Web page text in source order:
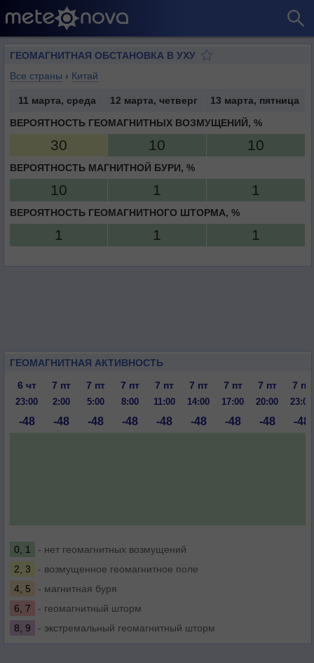
ГЕОМАГНИТНАЯ ОБСТАНОВКА В УХУ
Все страны › Китай
11 марта, среда 12 марта, четверг
13 марта, пятница
ВЕРОЯТНОСТЬ ГЕОМАГНИТНЫХ ВОЗМУЩЕНИЙ, %
30 10 10
ВЕРОЯТНОСТЬ МАГНИТНОЙ БУРИ, %
10 1 1
ВЕРОЯТНОСТЬ ГЕОМАГНИТНОГО ШТОРМА, %
1 1 1
ГЕОМАГНИТНАЯ АКТИВНОСТЬ
6 чт
7 пт 7 пт 7 пт 7 пт 7 пт 7 пт 7 пт 7 пт
23:00 2:00 5:00 8:00 11:00 14:00 17:00 20:00 23:00
-48 -48 -48 -48 -48 -48 -48 -48 -48
0, 1
- нет геомагнитных возмущений
2, 3
- возмущенное геомагнитное поле
4, 5
- магнитная буря
6, 7
- геомагнитный шторм
8, 9
- экстремальный геомагнитный шторм